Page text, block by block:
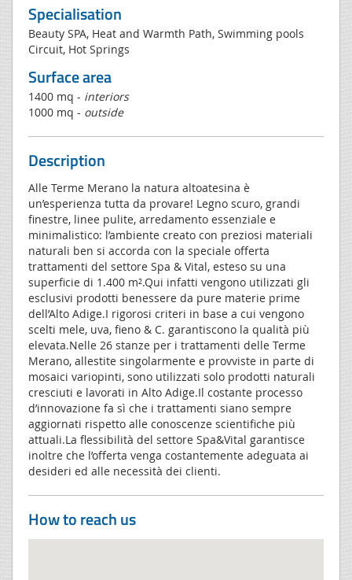
Specialisation
Beauty SPA, Heat and Warmth Path, Swimming pools
Circuit, Hot Springs
Surface area
1400 mq - interiors
1000 mq - outside
Description
Alle Terme Merano la natura altoatesina è
un’esperienza tutta da provare! Legno scuro, grandi
finestre, linee pulite, arredamento essenziale e
minimalistico: l’ambiente creato con preziosi materiali
naturali ben si accorda con la speciale offerta
trattamenti del settore Spa & Vital, esteso su una
superficie di 1.400 m².Qui infatti vengono utilizzati gli
esclusivi prodotti benessere da pure materie prime
dell’Alto Adige.I rigorosi criteri in base a cui vengono
scelti mele, uva, fieno & C. garantiscono la qualità più
elevata.Nelle 26 stanze per i trattamenti delle Terme
Merano, allestite singolarmente e provviste in parte di
mosaici variopinti, sono utilizzati solo prodotti naturali
cresciuti e lavorati in Alto Adige.Il costante processo
d’innovazione fa sì che i trattamenti siano sempre
aggiornati rispetto alle conoscenze scientifiche più
attuali.La flessibilità del settore Spa&Vital garantisce
inoltre che l’offerta venga costantemente adeguata ai
desideri ed alle necessità dei clienti.
How to reach us